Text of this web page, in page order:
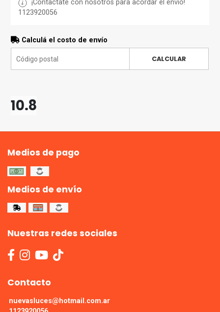
¡Contactate con nosotros para acordar el envio!
1123920056
Calculá el costo de envío
CALCULAR
10.8
Medios de pago
Medios de envío
Nuestras redes sociales
Contacto
nuevasluces@hotmail.com.ar